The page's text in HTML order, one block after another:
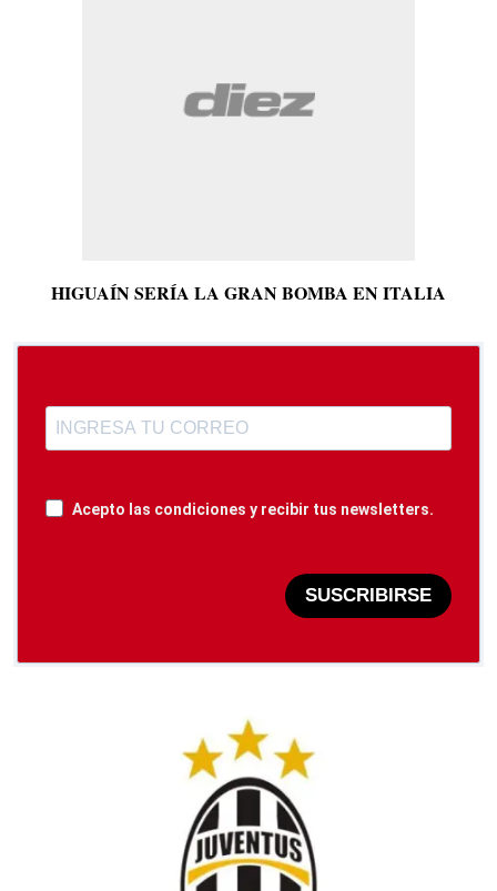
HIGUAÍN SERÍA LA GRAN BOMBA EN ITALIA
Acepto las condiciones y recibir tus newsletters.
SUSCRIBIRSE